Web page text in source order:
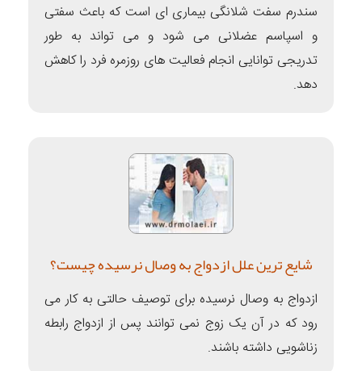
سندرم سفت شلانگی بیماری ای است که باعث سفتی
و اسپاسم عضلانی می شود و می تواند به طور
تدریجی توانایی انجام فعالیت های روزمره فرد را کاهش
دهد.
شایع ترین علل ازدواج به وصال نرسیده چیست؟
ازدواج به ‌وصال نرسیده برای توصیف حالتی به کار می
‌رود که در آن یک زوج نمی ‌توانند پس از ازدواج رابطه
زناشویی داشته باشند.